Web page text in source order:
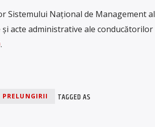
Sistemului Naţional de Management al
acte administrative ale conducătorilor
.
TAGGED AS
PRELUNGIRII